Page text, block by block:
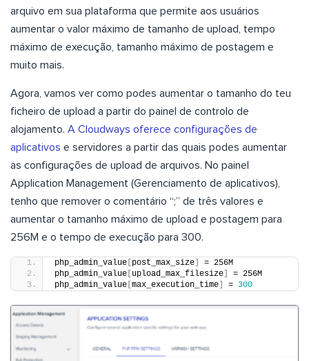
arquivo em sua plataforma que permite aos usuários
aumentar o valor máximo de tamanho de upload, tempo
máximo de execução, tamanho máximo de postagem e
muito mais.
Agora, vamos ver como podes aumentar o tamanho do teu
ficheiro de upload a partir do painel de controlo de
alojamento. A Cloudways oferece configurações de
aplicativos e servidores a partir das quais podes aumentar
as configurações de upload de arquivos. No painel
Application Management (Gerenciamento de aplicativos),
tenho que remover o comentário “;” de três valores e
aumentar o tamanho máximo de upload e postagem para
256M e o tempo de execução para 300.
php_admin_value post_max_size
= 256M
php_admin_value upload_max_filesize
= 256M
php_admin_value max_execution_time = 300